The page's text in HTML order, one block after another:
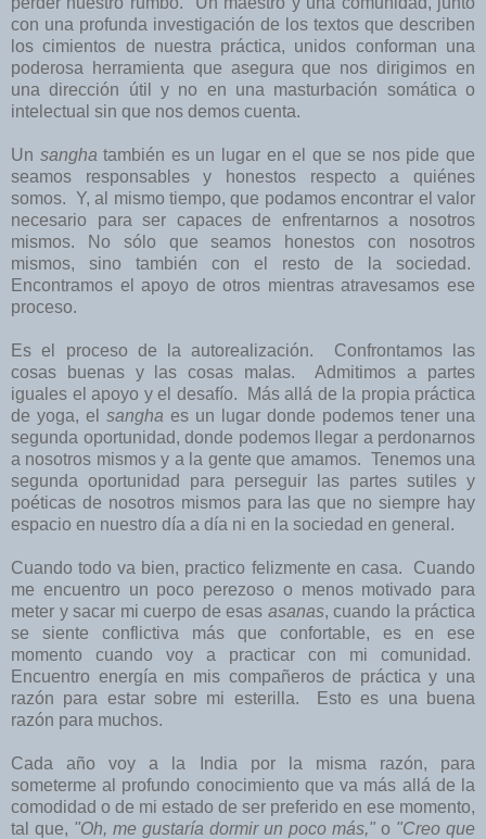
con una profunda investigación de los textos que describen
los cimientos de nuestra práctica, unidos conforman una
poderosa herramienta que asegura que nos dirigimos en
una dirección útil y no en una masturbación somática o
intelectual sin que nos demos cuenta.
Un sanghatambién es un lugar en el que se nos pide que
seamos responsables y honestos respecto a quiénes
somos. Y, al mismo tiempo, que podamos encontrar el valor
necesario para ser capaces de enfrentarnos a nosotros
mismos. No sólo que seamos honestos con nosotros
mismos, sino también con el resto de la sociedad.
Encontramos el apoyo de otros mientras atravesamos ese
proceso.
Es el proceso de la autorealización. Confrontamos las
cosas buenas y las cosas malas. Admitimos a partes
iguales el apoyo y el desafío. Más allá de la propia práctica
de yoga, el sangha es un lugar donde podemos tener una
segunda oportunidad, donde podemos llegar a perdonarnos
a nosotros mismos y a la gente que amamos. Tenemos una
segunda oportunidad para perseguir las partes sutiles y
poéticas de nosotros mismos para las que no siempre hay
espacio en nuestro día a día ni en la sociedad en general.
Cuando todo va bien, practico felizmente en casa. Cuando
me encuentro un poco perezoso o menos motivado para
meter y sacar mi cuerpo de esas asanas, cuando la práctica
se siente conflictiva más que confortable, es en ese
momento cuando voy a practicar con mi comunidad.
Encuentro energía en mis compañeros de práctica y una
razón para estar sobre mi esterilla. Esto es una buena
razón para muchos.
Cada año voy a la India por la misma razón, para
someterme al profundo conocimiento que va más allá de la
comodidad o de mi estado de ser preferido en ese momento,
tal que, "Oh, me gustaría dormir un poco más," o "Creo que